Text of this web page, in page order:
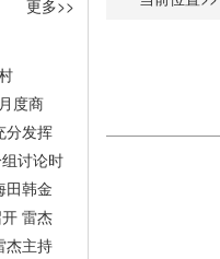
更多>>
度商
分发挥
讨论时
田韩金
雷杰
杰主持